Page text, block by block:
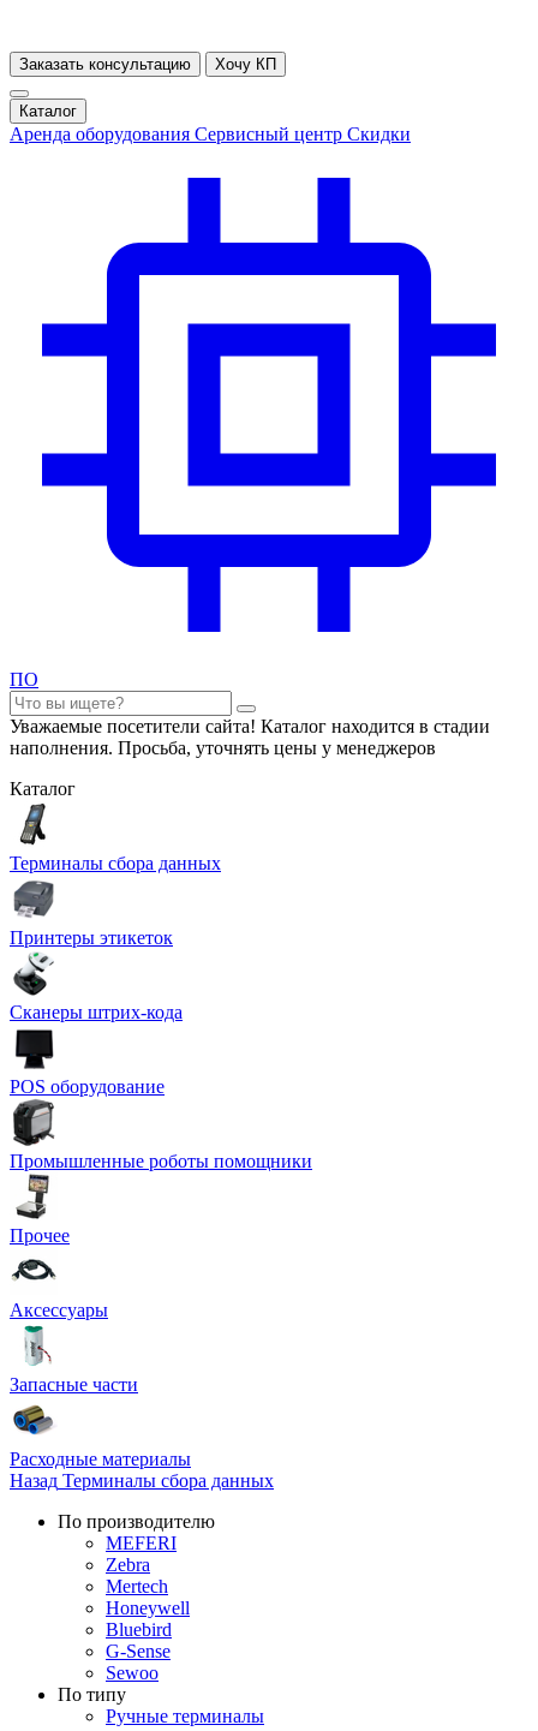
Заказать консультацию Хочу КП
Каталог
Аренда оборудования Сервисный центр Скидки
ПО
Уважаемые посетители сайта! Каталог находится в стадии
наполнения. Просьба, уточнять цены у менеджеров
Каталог
Терминалы сбора данных
Принтеры этикеток
Сканеры штрих-кода
POS оборудование
Промышленные роботы помощники
Прочее
Аксессуары
Запасные части
Расходные материалы
Назад Терминалы сбора данных
По производителю
MEFERI
Zebra
Mertech
Honeywell
Bluebird
G-Sense
Sewoo
По типу
Ручные терминалы